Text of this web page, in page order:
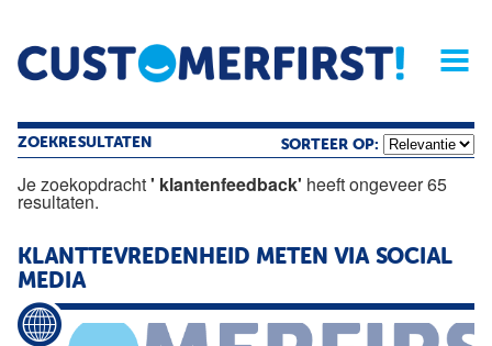
Home Opinie Archief
Magazine
ZOEKRESULTATEN SORTEER OP:
Je zoekopdracht' klantenfeedback' heeft ongeveer 65
resultaten.
KLANTTEVREDENHEID METEN VIA SOCIAL
MEDIA